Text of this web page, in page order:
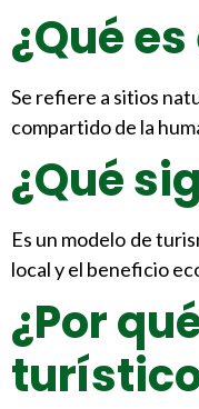
¿Qué
Se refiere a sitios
compartido de la
¿Qué
Es un modelo de
local y el beneficio
¿Por